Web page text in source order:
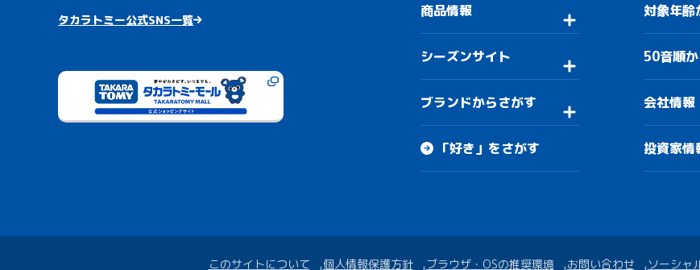
タカラトミー公式SNS一覧
商品情報
シーズンサイト
ブランドからさがす
「好き」をさがす
対象年齢
50音順
会社情報
投資家情
このサイトについて 個人情報保護方針 ブラウザ・OSの推奨環境 お問い合わせ ソーシャ